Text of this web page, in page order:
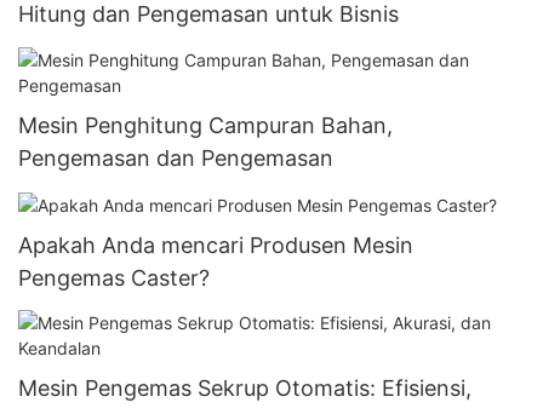
Hitung dan Pengemasan untuk Bisnis
Mesin Penghitung Campuran Bahan,
Pengemasan dan Pengemasan
Apakah Anda mencari Produsen Mesin
Pengemas Caster?
Mesin Pengemas Sekrup Otomatis: Efisiensi,